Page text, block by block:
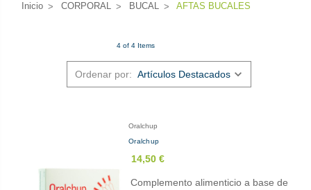
Inicio CORPORAL BUCAL AFTAS BUCALES
4 of 4 Items
Ordenar por:
Oralchup
Oralchup
14,50 €
Complemento alimenticio a base de